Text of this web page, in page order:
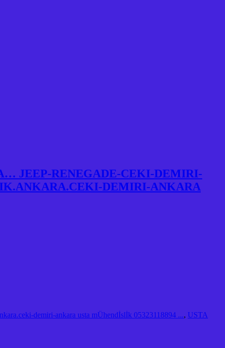
JEEP-RENEGADE-CEKI-DEMIRI-
DEMIRI-ANKARA
demiri-ankara usta mÜhendİslİk 05323118894 ..., USTA